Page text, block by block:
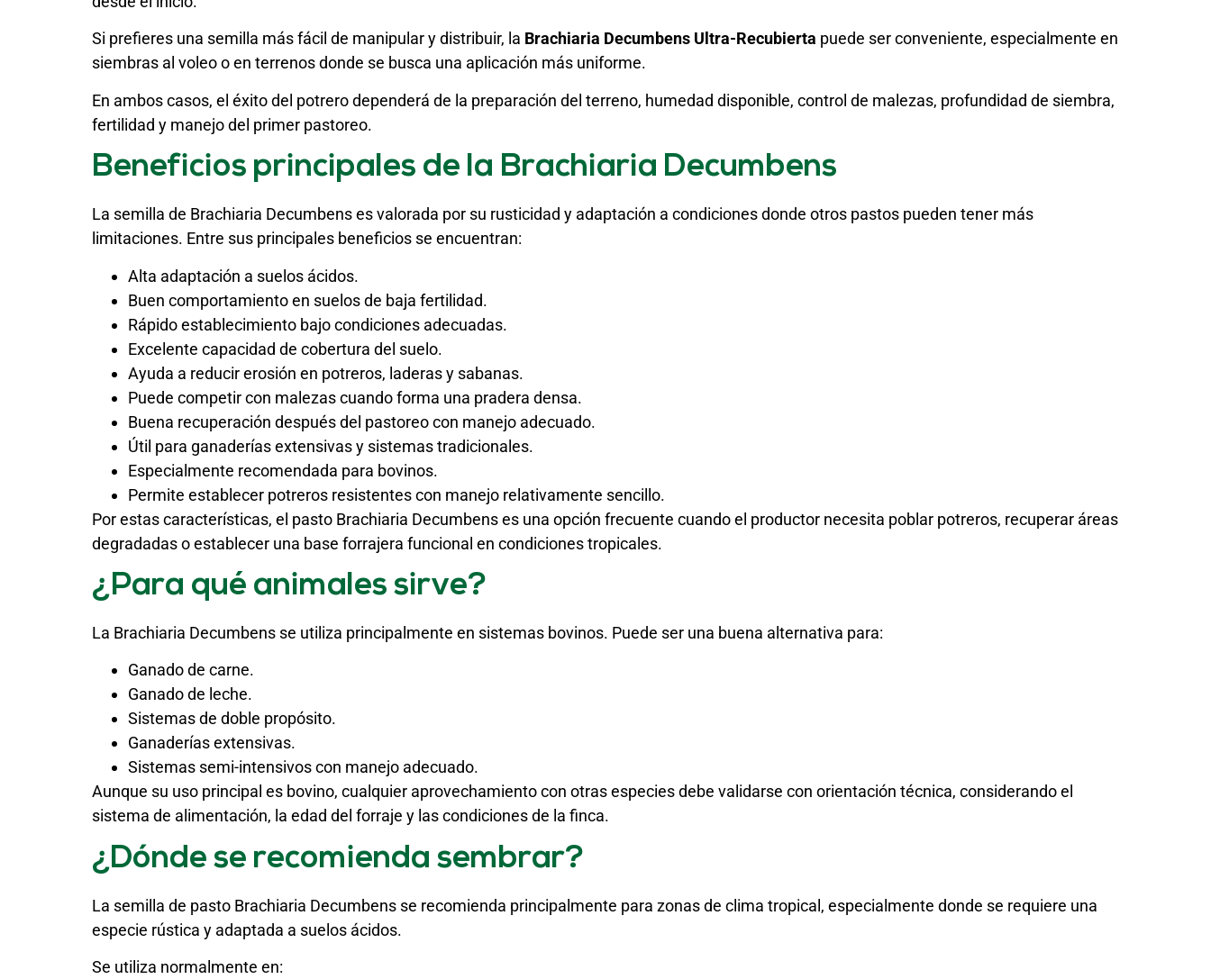
Si prefieres una semilla más fácil de manipular y distribuir, la Brachiaria Decumbens Ultra-Recubierta puede ser conveniente, especialmente en
siembras al voleo o en terrenos donde se busca una aplicación más uniforme.
En ambos casos, el éxito del potrero dependerá de la preparación del terreno, humedad disponible, control de malezas, profundidad de siembra,
fertilidad y manejo del primer pastoreo.
Beneficios principales de la Brachiaria Decumbens
La semilla de Brachiaria Decumbens es valorada por su rusticidad y adaptación a condiciones donde otros pastos pueden tener más
limitaciones. Entre sus principales beneficios se encuentran:
Alta adaptación a suelos ácidos.
Buen comportamiento en suelos de baja fertilidad.
Rápido establecimiento bajo condiciones adecuadas.
Excelente capacidad de cobertura del suelo.
Ayuda a reducir erosión en potreros, laderas y sabanas.
Puede competir con malezas cuando forma una pradera densa.
Buena recuperación después del pastoreo con manejo adecuado.
Útil para ganaderías extensivas y sistemas tradicionales.
Especialmente recomendada para bovinos.
Permite establecer potreros resistentes con manejo relativamente sencillo.
Por estas características, el pasto Brachiaria Decumbens es una opción frecuente cuando el productor necesita poblar potreros, recuperar áreas
degradadas o establecer una base forrajera funcional en condiciones tropicales.
¿Para qué animales sirve?
La Brachiaria Decumbens se utiliza principalmente en sistemas bovinos. Puede ser una buena alternativa para:
Ganado de carne.
Ganado de leche.
Sistemas de doble propósito.
Ganaderías extensivas.
Sistemas semi-intensivos con manejo adecuado.
Aunque su uso principal es bovino, cualquier aprovechamiento con otras especies debe validarse con orientación técnica, considerando el
sistema de alimentación, la edad del forraje y las condiciones de la finca.
¿Dónde se recomienda sembrar?
La semilla de pasto Brachiaria Decumbens se recomienda principalmente para zonas de clima tropical, especialmente donde se requiere una
especie rústica y adaptada a suelos ácidos.
Se utiliza normalmente en: